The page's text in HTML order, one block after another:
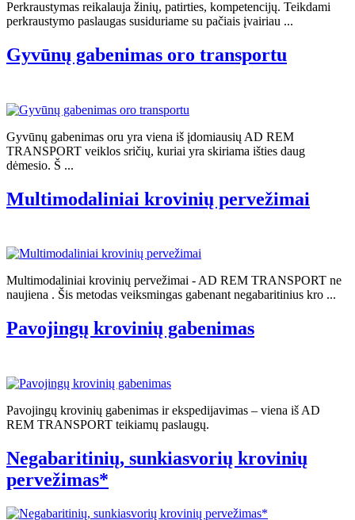
Perkraustymas reikalauja žinių, patirties, kompetencijų. Teikdami
perkraustymo paslaugas susiduriame su pačiais įvairiau ...
Gyvūnų gabenimas oro transportu
Gyvūnų gabenimas oru yra viena iš įdomiausių AD REM
TRANSPORT veiklos sričių, kuriai yra skiriama išties daug
dėmesio. Š ...
Multimodaliniai krovinių pervežimai
Multimodaliniai krovinių pervežimai - AD REM TRANSPORT ne
naujiena . Šis metodas veiksmingas gabenant negabaritinius kro ...
Pavojingų krovinių gabenimas
Pavojingų krovinių gabenimas ir ekspedijavimas – viena iš AD
REM TRANSPORT teikiamų paslaugų.
Negabaritinių, sunkiasvorių krovinių
pervežimas*